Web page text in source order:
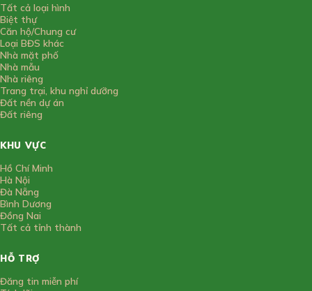
Tất cả loại hình
Biệt thự
Căn hộ/Chung cư
Loại BĐS khác
Nhà mặt phố
Nhà mẫu
Nhà riêng
Trang trại, khu nghỉ dưỡng
Đất nền dự án
Đất riêng
KHU VỰC
Hồ Chí Minh
Hà Nội
Đà Nẵng
Bình Dương
Đồng Nai
Tất cả tỉnh thành
HỖ TRỢ
Đăng tin miễn phí